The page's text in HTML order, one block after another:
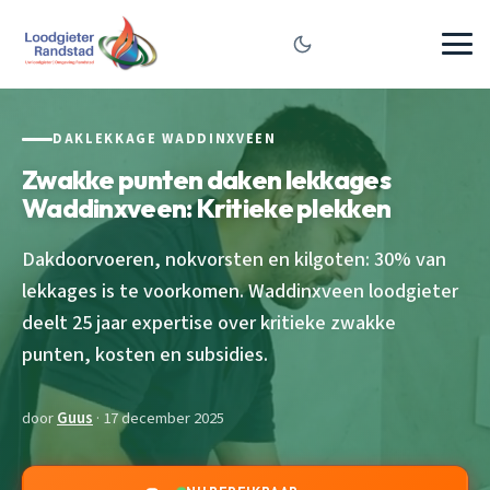
DAKLEKKAGE WADDINXVEEN
Zwakke punten daken lekkages
Waddinxveen: Kritieke plekken
Dakdoorvoeren, nokvorsten en kilgoten: 30% van
lekkages is te voorkomen. Waddinxveen loodgieter
deelt 25 jaar expertise over kritieke zwakke
punten, kosten en subsidies.
doorGuus · 17 december 2025